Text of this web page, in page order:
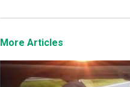
More Articles